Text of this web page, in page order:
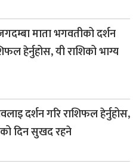
माता भगवतीको दर्शन
हेर्नुहोस, यी राशिको भाग्य
दर्शन गरि राशिफल हेर्नुहोस,
दिन सुखद रहने